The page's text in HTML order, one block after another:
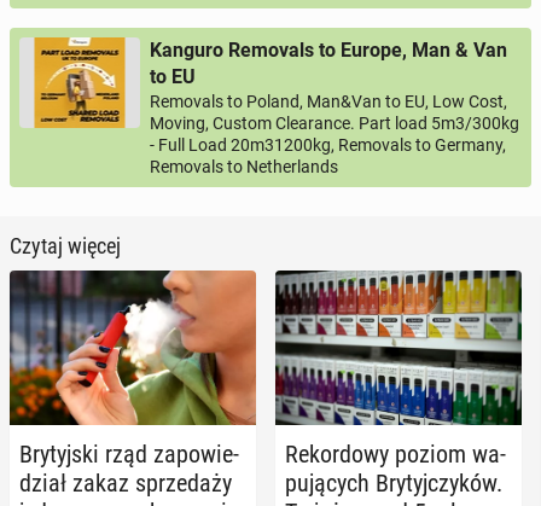
Kanguro Removals to Europe, Man & Van
to EU
Removals to Poland, Man&Van to EU, Low Cost,
Moving, Custom Clearance. Part load 5m3/300kg
- Full Load 20m31200kg, Removals to Germany,
Removals to Netherlands
Czytaj więcej
Bry­tyj­ski rząd za­po­wie­
dział zakaz sprze­da­ży
Re­kor­do­wy poziom wa­
pu­ją­cych Bry­tyj­czy­ków.